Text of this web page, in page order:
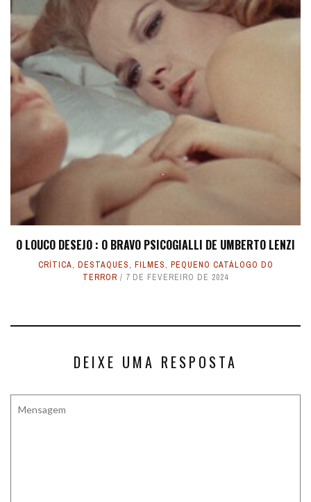
O LOUCO DESEJO : O BRAVO PSICOGIALLI DE UMBERTO LENZI
CRÍTICA, DESTAQUES, FILMES, PEQUENO CATÁLOGO DO
TERROR
7 DE FEVEREIRO DE 2024
DEIXE UMA RESPOSTA